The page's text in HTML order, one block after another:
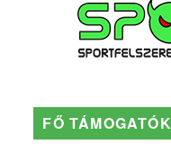
FŐ TÁMOGATÓK